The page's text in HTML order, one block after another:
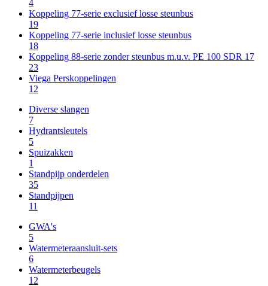
4
Koppeling 77-serie exclusief losse steunbus
19
Koppeling 77-serie inclusief losse steunbus
18
Koppeling 88-serie zonder steunbus m.u.v. PE 100 SDR 17
23
Viega Perskoppelingen
12
Diverse slangen
7
Hydrantsleutels
5
Spuizakken
1
Standpijp onderdelen
35
Standpijpen
11
GWA's
5
Watermeteraansluit-sets
6
Watermeterbeugels
12